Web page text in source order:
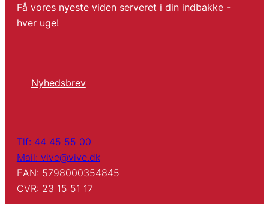
Få vores nyeste viden serveret i din indbakke -
hver uge!
Nyhedsbrev
Tlf: 44 45 55 00
Mail: vive@vive.dk
EAN: 5798000354845
CVR: 23 15 51 17